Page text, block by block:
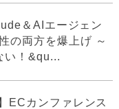
＆AIエージェン
の両方を爆上げ ～
い！&qu...
ECカンファレンス